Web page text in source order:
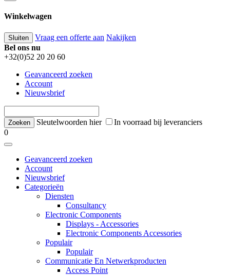
Winkelwagen
Sluiten Vraag een offerte aan Nakijken
Bel ons nu
+32(0)52 20 20 60
Geavanceerd zoeken
Account
Nieuwsbrief
Sleutelwoorden hier
In voorraad bij leveranciers
0
Geavanceerd zoeken
Account
Nieuwsbrief
Categorieën
Diensten
Consultancy
Electronic Components
Displays - Accessories
Electronic Components Accessories
Populair
Populair
Communicatie En Netwerkproducten
Access Point